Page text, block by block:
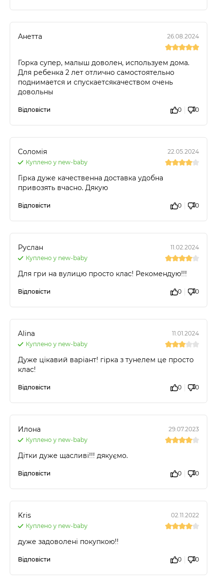
Анетта 26.08.2024
Горка супер, малыш доволен, используем дома.
Для ребенка 2 лет отлично самостоятельно
поднимается и спускаетсякачеством очень
довольны
Відповісти 0 0
Соломія
22.05.2024
Куплено у new-baby
Гірка дуже качественна доставка удобна
привозять вчасно. Дякую
Відповісти 0 0
Руслан
11.02.2024
Куплено у new-baby
Для гри на вулицю просто клас! Рекомендую!!!
Відповісти 0 0
Alina
11.01.2024
Куплено у new-baby
Дуже цікавий варіант! гірка з тунелем це просто
клас!
Відповісти 0 0
Илона
29.07.2023
Куплено у new-baby
Дітки дуже щасливі!!! дякуємо.
Відповісти 0 0
Kris
02.11.2022
Куплено у new-baby
дуже задоволені покупкою!!
Відповісти 0 0